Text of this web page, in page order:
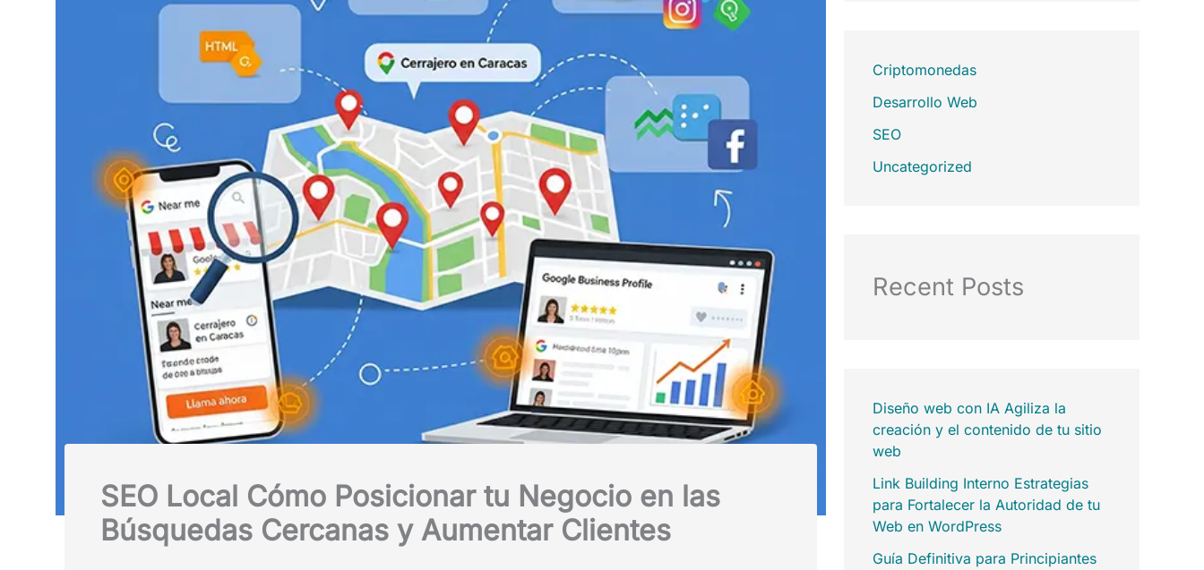
SEO Local Cómo Posicionar tu Negocio en las
Búsquedas Cercanas y Aumentar Clientes
Criptomonedas
Desarrollo Web
SEO
Uncategorized
Recent Posts
Diseño web con IA Agiliza la
creación y el contenido de tu sitio
web
Link Building Interno Estrategias
para Fortalecer la Autoridad de tu
Web en WordPress
Guía Definitiva para Principiantes